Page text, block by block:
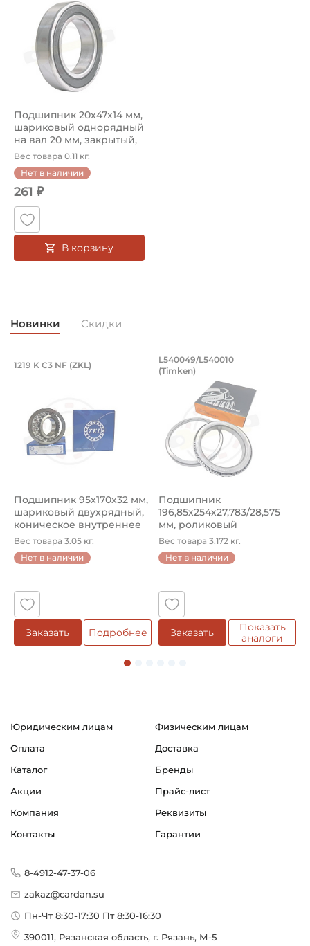
Подшипник 20х47х14 мм,
шариковый однорядный
на вал 20 мм, закрытый,
уве...
Вес товара 0.11 кг.
Нет в наличии
261 ₽
В корзину
Новинки Скидки
Подшипник 95х170х32 мм, шариковый
Подшипник 95х170х32 мм, шариковый двухрядный,
1219 K C3 NF (ZKL)
Подшипник 95х170х32 мм,
шариковый двухрядный,
коническое внутреннее
кол...
Вес товара 3.05 кг.
Нет в наличии
Заказать Подробнее
Подшипник
Подшипник
L540049/L540010
(Timken)
Подшипник
196,85х254х27,783/28,575
мм, роликовый
однорядный конический
...
Вес товара 3.172 кг.
Нет в наличии
Заказать
Показать
аналоги
Юридическим лицам
Физическим лицам
Оплата
Доставка
Каталог
Бренды
Акции
Прайс-лист
Компания
Реквизиты
Контакты
Гарантии
8-4912-47-37-06
zakaz@cardan.su
Пн-Чт 8:30-17:30 Пт 8:30-16:30
390011, Рязанская область, г. Рязань, М-5